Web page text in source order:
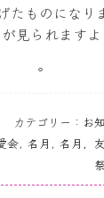
たものになり
見られますよ
。
カテゴリー： お
会, 名月 , 名月，